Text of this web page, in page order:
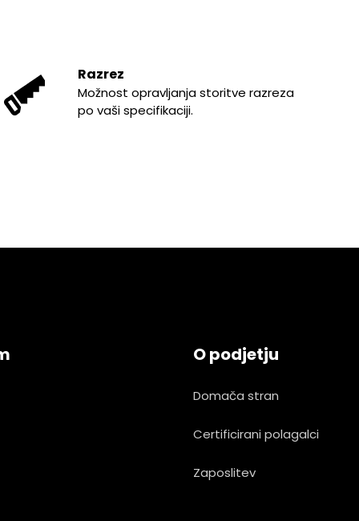
Razrez
Možnost opravljanja storitve razreza
po vaši specifikaciji.
O podjetju
Domača stran
Certificirani polagalci
Zaposlitev